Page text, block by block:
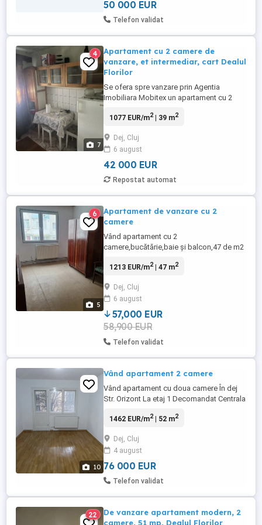
50 000 EUR
Telefon validat
7
4
Apartament cu 2 camere de
vanzare, et intermediar, cart Dealul
Florilor
Se ofera spre vanzare prin Agentia
Imobiliara Mobitex un apartament cu 2
Are o suprafata utila de 38.4 mp, este
pe 4 niveluri si are urmatoarea
compartimentare: - 1 hol de acces; - 2
camere; - 1 bucatarie; - 1 ...
1077 EUR/m2| 39 m2
Dej, Cluj
6 august
42 000 EUR
Repostat automat
5
6
Apartament de vanzare cu 2
camere
Vând apartament cu 2
camere,bucătărie,baie și balcon,47 de m2
bloc I1 ap.9 et.2. Pentru mai multe
1213 EUR/m2| 47 m2
Dej, Cluj
6 august
57,000 EUR
58,900 EUR
Telefon validat
10
Vând apartament 2 camere
Vând apartament cu doua camere În dej
Str. Orizont La etaj 1 Decomandat Centrala
Compus din. 2 camere Bucătărie Baie Hol
Det. La tel
1462 EUR/m2| 52 m2
Dej, Cluj
4 august
76 000 EUR
Telefon validat
22
De vanzare apartament modern, 2
camere, 51 mp, Dealul Florilor